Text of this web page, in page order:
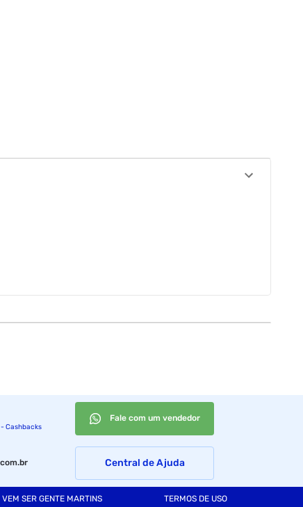
Cashbacks
Fale com um vendedor
Central de Ajuda
VEM SER GENTE MARTINS TERMOS DE USO